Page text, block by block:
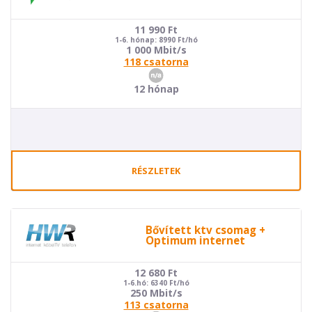
11 990 Ft
1-6. hónap: 8990 Ft/hó
1 000 Mbit/s
118 csatorna
12 hónap
RÉSZLETEK
Bővített ktv csomag +
Optimum internet
12 680 Ft
1-6.hó: 6340 Ft/hó
250 Mbit/s
113 csatorna